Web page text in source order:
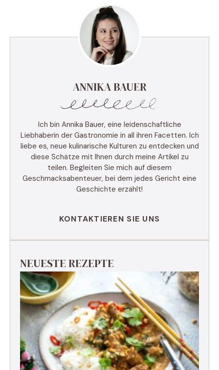
ANNIKA BAUER
Ich bin Annika Bauer, eine leidenschaftliche
Liebhaberin der Gastronomie in all ihren Facetten. Ich
liebe es, neue kulinarische Kulturen zu entdecken und
diese Schätze mit Ihnen durch meine Artikel zu
teilen. Begleiten Sie mich auf diesem
Geschmacksabenteuer, bei dem jedes Gericht eine
Geschichte erzählt!
KONTAKTIEREN SIE UNS
NEUESTE REZEPTE